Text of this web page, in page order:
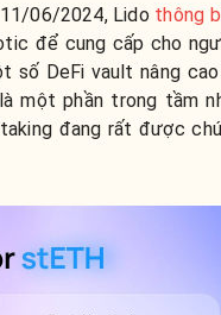
06/2024, Lido thông
để cung cấp cho
số DeFi vault nâng
một phần trong tầm
đang rất được